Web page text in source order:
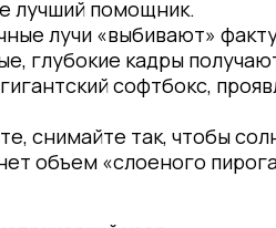
лучший помощник.
лучи «выбивают»
глубокие кадры
софтбокс,
снимайте так, чтобы
объем «слоеного